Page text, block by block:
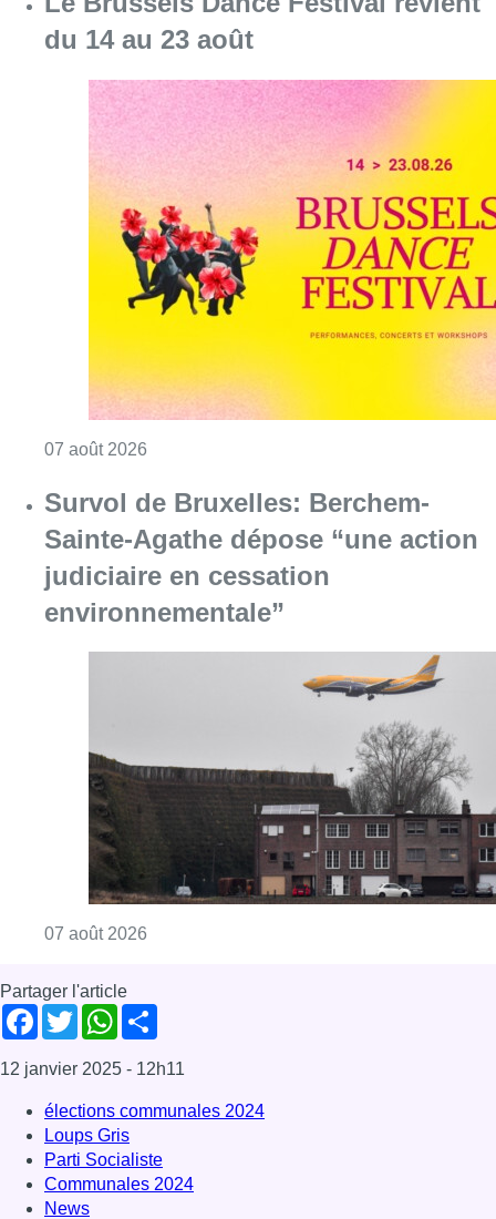
du 14 au 23 août
07 août 2026
Survol de Bruxelles: Berchem-
Sainte-Agathe dépose “une action
judiciaire en cessation
environnementale”
07 août 2026
Partager l'article
Facebook
TwitterWhatsApp
12 janvier 2025 - 12h11
élections communales 2024
Loups Gris
Parti Socialiste
Communales 2024
News